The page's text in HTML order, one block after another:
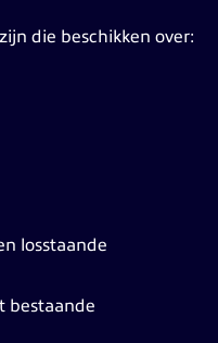
die beschikken over:
losstaande
bestaande